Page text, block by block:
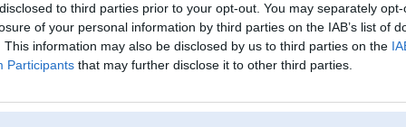
to third parties prior to your opt-out. You may separately
of your personal information by third parties on the IAB’s list of
This information may also be disclosed by us to third parties on the
Participants that may further disclose it to other third parties.
Pilsēta:
Rīga
Braucu ar:
Ziņojumi forumā: